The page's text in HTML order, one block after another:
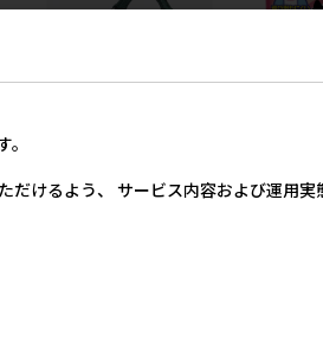
ハーネス M グリーン
とる紙の猫
けるよう、 サービス内容および運用